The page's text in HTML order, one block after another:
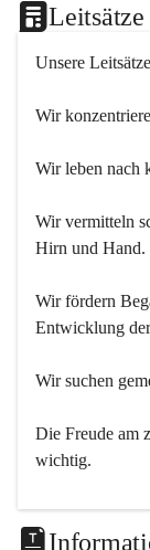
Leitsätze
Unsere
Wir
Wir leben nach
Wir vermitteln
Hirn und Hand.
Wir fördern
Entwicklung
Wir suchen
Die Freude am
wichtig.